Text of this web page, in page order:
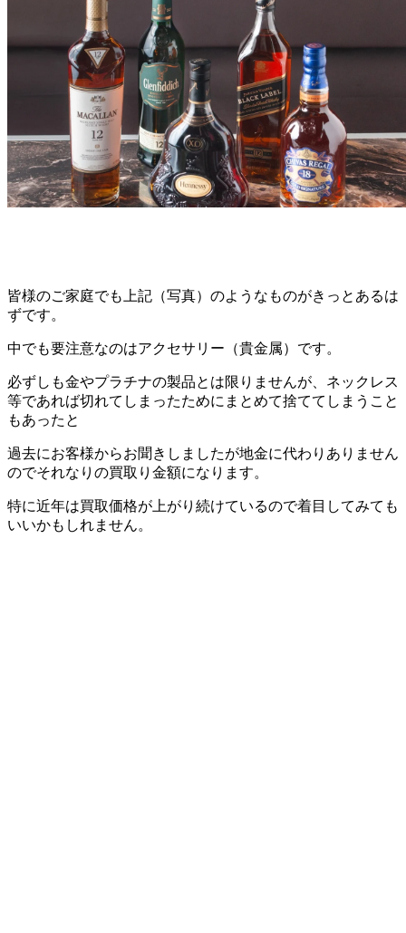
皆様のご家庭でも上記（写真）のようなものがきっとあるは
ずです。
中でも要注意なのはアクセサリー（貴金属）です。
必ずしも金やプラチナの製品とは限りませんが、ネックレス
等であれば切れてしまったためにまとめて捨ててしまうこと
もあったと
過去にお客様からお聞きしましたが地金に代わりありません
のでそれなりの買取り金額になります。
特に近年は買取価格が上がり続けているので着目してみても
いいかもしれません。